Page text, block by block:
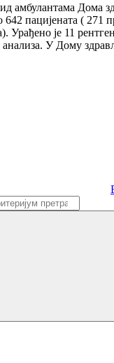
амбулантама Дома
642 пацијенaтa ( 271
Урађено је 11
анализa. У Дому